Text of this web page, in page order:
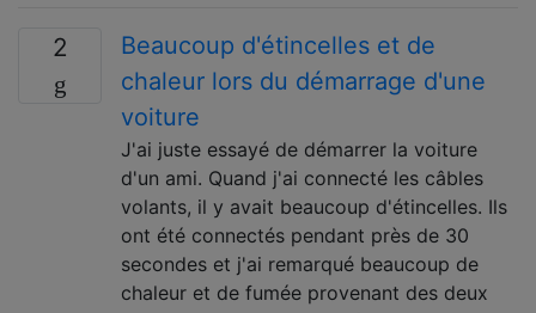
2
Beaucoup d'étincelles et de
chaleur lors du démarrage d'une
voiture
J'ai juste essayé de démarrer la voiture
d'un ami. Quand j'ai connecté les câbles
volants, il y avait beaucoup d'étincelles. Ils
ont été connectés pendant près de 30
secondes et j'ai remarqué beaucoup de
chaleur et de fumée provenant des deux